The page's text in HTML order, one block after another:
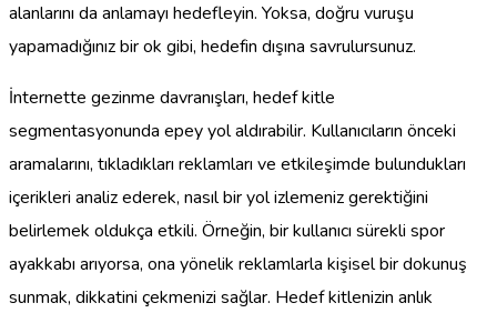
alanlarını da anlamayı hedefleyin. Yoksa, doğru vuruşu
yapamadığınız bir ok gibi, hedefin dışına savrulursunuz.
İnternette gezinme davranışları, hedef kitle
segmentasyonunda epey yol aldırabilir. Kullanıcıların önceki
aramalarını, tıkladıkları reklamları ve etkileşimde bulundukları
içerikleri analiz ederek, nasıl bir yol izlemeniz gerektiğini
belirlemek oldukça etkili. Örneğin, bir kullanıcı sürekli spor
ayakkabı arıyorsa, ona yönelik reklamlarla kişisel bir dokunuş
sunmak, dikkatini çekmenizi sağlar. Hedef kitlenizin anlık